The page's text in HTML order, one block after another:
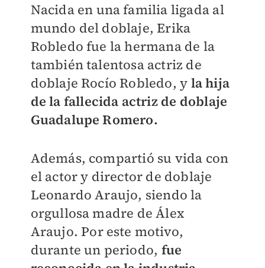
Nacida en una familia ligada al
mundo del doblaje, Erika
Robledo fue la hermana de la
también talentosa actriz de
doblaje Rocío Robledo, y la hija
de la fallecida actriz de doblaje
Guadalupe Romero.
Además, compartió su vida con
el actor y director de doblaje
Leonardo Araujo, siendo la
orgullosa madre de Álex
Araujo. Por este motivo,
durante un periodo, fue